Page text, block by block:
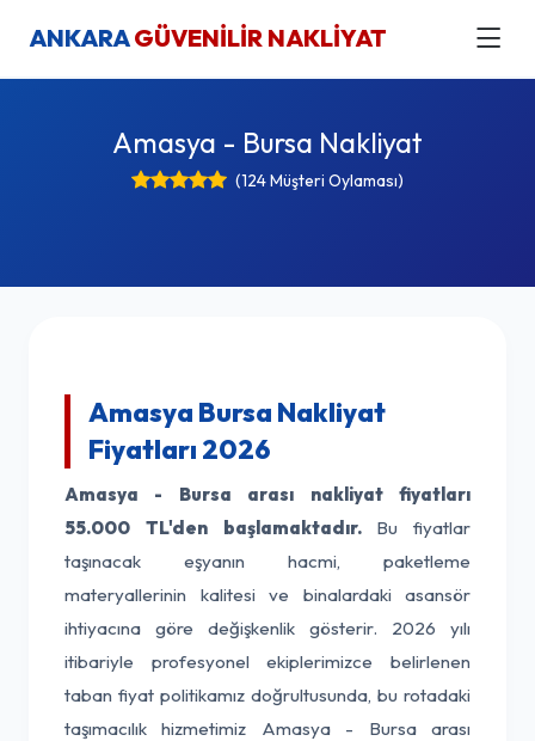
ANKARAGÜVENİLİR NAKLİYAT
Amasya - Bursa Nakliyat
(124 Müşteri Oylaması)
Amasya Bursa Nakliyat
Fiyatları 2026
Amasya - Bursa arası nakliyat fiyatları
55.000 TL'den başlamaktadır.Bu fiyatlar
taşınacak eşyanın hacmi, paketleme
materyallerinin kalitesi ve binalardaki asansör
ihtiyacına göre değişkenlik gösterir. 2026 yılı
itibariyle profesyonel ekiplerimizce belirlenen
taban fiyat politikamız doğrultusunda, bu rotadaki
taşımacılık hizmetimiz Amasya - Bursa arası